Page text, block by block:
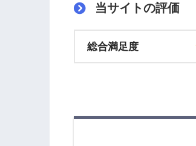
当サイトの評価
総合満足度